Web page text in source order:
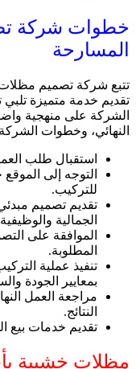
خطوات شركة
المسارحة
تتبع شركة تصميم
تقديم خدمة متميزة تلبي
الشركة على منهجية
النهائي، وخطوات
استقبال طلب
التوجه إلى
للتركيب.
تقديم تصميم
الجمالية
الموافقة على
المطلوبة.
تنفيذ عملية
بمعايير الجودة
مراجعة العمل
النتائج.
تقديم خدمات بيع
مظلات خشبية